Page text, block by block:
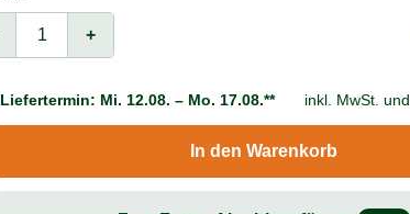
+
inkl. MwSt. und
Liefertermin: Mi. 12.08. – Mo. 17.08.**
In den Warenkorb